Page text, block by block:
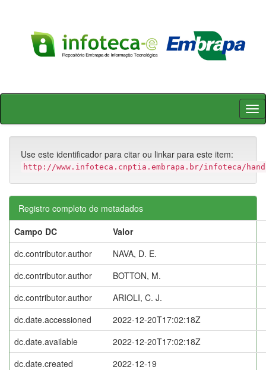
Skip
Use este identificador para citar ou linkar para este item:
http://www.infoteca.cnptia.embrapa.br/infoteca/
Registro completo de metadados
Campo DC
Valor
dc.contributor.author
NAVA, D. E.
dc.contributor.author
BOTTON, M.
dc.contributor.author
ARIOLI, C. J.
dc.date.accessioned
2022-12-20T17:02:18Z
dc.date.available
2022-12-20T17:02:18Z
dc.date.created
2022-12-19